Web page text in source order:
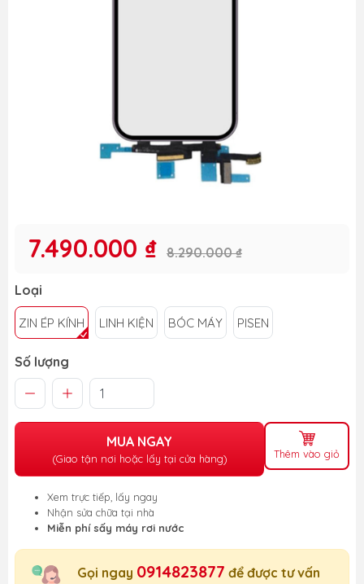
7.490.000 ₫ 8.290.000 ₫
Loại
ZIN ÉP KÍNH LINH KIỆN BÓC MÁY PISEN
Số lượng
MUA NGAY
(Giao tận nơi hoặc lấy tại cửa hàng) Thêm vào giỏ
Xem trực tiếp, lấy ngay
Nhận sửa chữa tại nhà
Miễn phí sấy máy rơi nước
Gọi ngay 0914823877 để được tư vấn